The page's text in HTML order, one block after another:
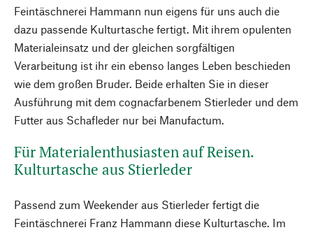
Feintäschnerei Hammann nun eigens für uns auch die
dazu passende Kulturtasche fertigt. Mit ihrem opulenten
Materialeinsatz und der gleichen sorgfältigen
Verarbeitung ist ihr ein ebenso langes Leben beschieden
wie dem großen Bruder. Beide erhalten Sie in dieser
Ausführung mit dem cognacfarbenem Stierleder und dem
Futter aus Schafleder nur bei Manufactum.
Für Materialenthusiasten auf Reisen.
Kulturtasche aus Stierleder
Passend zum Weekender aus Stierleder fertigt die
Feintäschnerei Franz Hammann diese Kulturtasche. Im